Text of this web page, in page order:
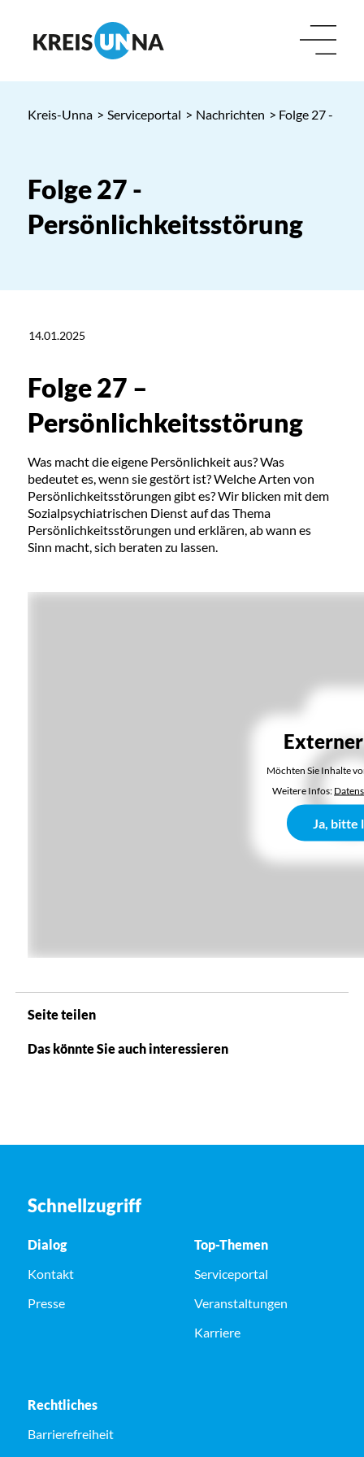
Kreis-Unna > Serviceportal > Nachrichten > Folge 27 -
Folge 27 -
Persönlichkeitsstörung
14.01.2025
Folge 27 –
Persönlichkeitsstörung
Was macht die eigene Persönlichkeit aus? Was
bedeutet es, wenn sie gestört ist? Welche Arten von
Persönlichkeitsstörungen gibt es? Wir blicken mit dem
Sozialpsychiatrischen Dienst auf das Thema
Persönlichkeitsstörungen und erklären, ab wann es
Sinn macht, sich beraten zu lassen.
Möchten Sie Inhalte
Weitere Infos:
Ja, bitte
Seite teilen
Das könnte Sie auch interessieren
Schnellzugriff
Dialog
Kontakt
Presse
Top-Themen
Serviceportal
Veranstaltungen
Karriere
Rechtliches
Barrierefreiheit